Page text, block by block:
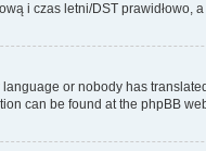
i czas letni/DST
or nobody has
can be found at the phpBB